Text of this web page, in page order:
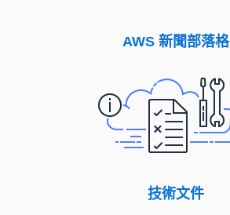
AWS 新聞部落格
技術文件